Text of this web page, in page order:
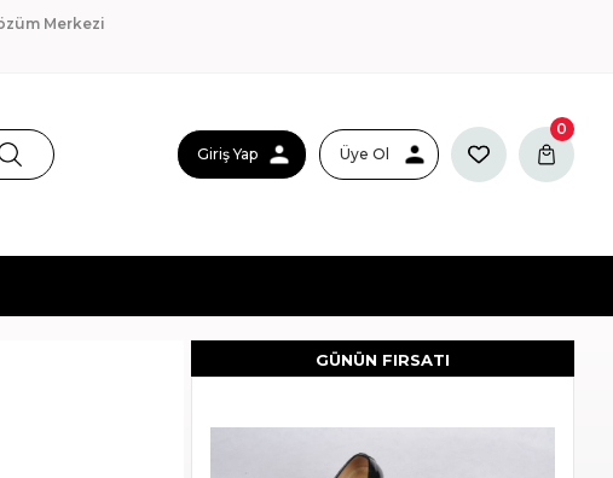
Merkezi
Giriş Yap Üye Ol
0
GÜNÜN FIRSATI